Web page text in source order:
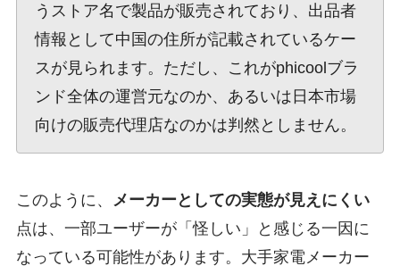
うストア名で製品が販売されており、出品者
情報として中国の住所が記載されているケー
スが見られます。ただし、これがphicoolブラ
ンド全体の運営元なのか、あるいは日本市場
向けの販売代理店なのかは判然としません。
このように、 メーカーとしての実態が見えにくい
点は、一部ユーザーが「怪しい」と感じる一因に
なっている可能性があります。大手家電メーカー